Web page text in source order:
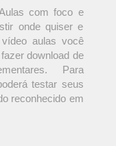
com foco e
onde quiser e
aulas você
download de
Para
testar seus
reconhecido em